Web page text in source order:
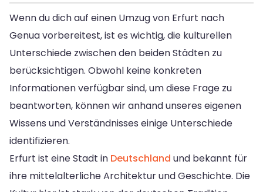
Wenn du dich auf einen Umzug von Erfurt nach
Genua vorbereitest, ist es wichtig, die kulturellen
Unterschiede zwischen den beiden Städten zu
berücksichtigen. Obwohl keine konkreten
Informationen verfügbar sind, um diese Frage zu
beantworten, können wir anhand unseres eigenen
Wissens und Verständnisses einige Unterschiede
identifizieren.
Erfurt ist eine Stadt in Deutschland und bekannt für
ihre mittelalterliche Architektur und Geschichte. Die